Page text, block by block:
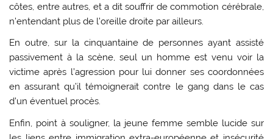
côtes, entre autres, et a dit souffrir de commotion cérébrale,
n’entendant plus de l’oreille droite par ailleurs.
En outre, sur la cinquantaine de personnes ayant assisté
passivement à la scène, seul un homme est venu voir la
victime après l’agression pour lui donner ses coordonnées
en assurant qu’il témoignerait contre le gang dans le cas
d’un éventuel procès.
Enfin, point à souligner, la jeune femme semble lucide sur